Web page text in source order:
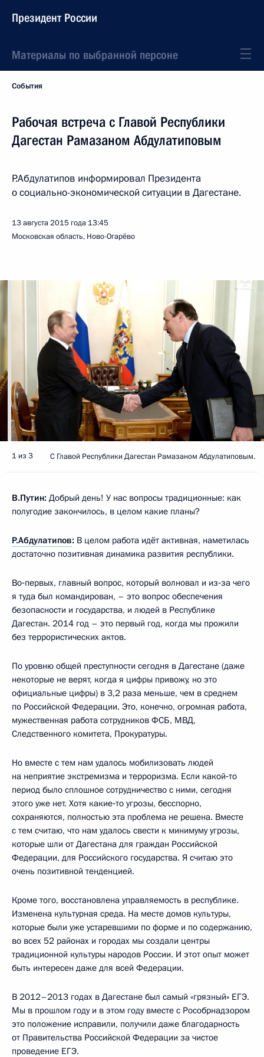
Президент России
Материалы по выбранной персоне
События
Рабочая встреча с Главой Республики
Дагестан Рамазаном Абдулатиповым
Р.Абдулатипов информировал Президента
о социально-экономической ситуации в Дагестане.
13 августа 2015 года 13:45
Московская область, Ново-Огарёво
1 из 3 С Главой Республики Дагестан Рамазаном Абдулатиповым.
В.Путин: Добрый день! У нас вопросы традиционные: как
полугодие закончилось, в целом какие планы?
Р.Абдулатипов: В целом работа идёт активная, наметилась
достаточно позитивная динамика развития республики.
Во‑первых, главный вопрос, который волновал и из‑за чего
я туда был командирован, – это вопрос обеспечения
безопасности и государства, и людей в Республике
Дагестан. 2014 год – это первый год, когда мы прожили
без террористических актов.
По уровню общей преступности сегодня в Дагестане (даже
некоторые не верят, когда я цифры привожу, но это
официальные цифры) в 3,2 раза меньше, чем в среднем
по Российской Федерации. Это, конечно, огромная работа,
мужественная работа сотрудников ФСБ, МВД,
Следственного комитета, Прокуратуры.
Но вместе с тем нам удалось мобилизовать людей
на неприятие экстремизма и терроризма. Если какой‑то
период было сплошное сотрудничество с ними, сегодня
этого уже нет. Хотя какие‑то угрозы, бесспорно,
сохраняются, полностью эта проблема не решена. Вместе
с тем считаю, что нам удалось свести к минимуму угрозы,
которые шли от Дагестана для граждан Российской
Федерации, для Российского государства. Я считаю это
очень позитивной тенденцией.
Кроме того, восстановлена управляемость в республике.
Изменена культурная среда. На месте домов культуры,
которые были уже устаревшими по форме и по содержанию,
во всех 52 районах и городах мы создали центры
традиционной культуры народов России. И этот опыт может
быть интересен даже для всей Федерации.
В 2012–2013 годах в Дагестане был самый «грязный» ЕГЭ.
Мы в прошлом году и в этом году вместе с Рособрнадзором
это положение исправили, получили даже благодарность
от Правительства Российской Федерации за чистое
проведение ЕГЭ.